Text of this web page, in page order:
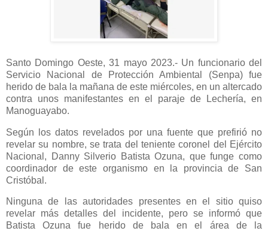
Santo Domingo Oeste, 31 mayo 2023.- Un funcionario del
Servicio Nacional de Protección Ambiental (Senpa) fue
herido de bala la mañana de este miércoles, en un altercado
contra unos manifestantes en el paraje de Lechería, en
Manoguayabo.
Según los datos revelados por una fuente que prefirió no
revelar su nombre, se trata del teniente coronel del Ejército
Nacional, Danny Silverio Batista Ozuna, que funge como
coordinador de este organismo en la provincia de San
Cristóbal.
Ninguna de las autoridades presentes en el sitio quiso
revelar más detalles del incidente, pero se informó que
Batista Ozuna fue herido de bala en el área de la